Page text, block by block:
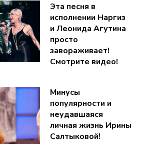
Эта песня в
исполнении Наргиз
и Леонида Агутина
просто
завораживает!
Смотрите видео!
Минусы
популярности и
неудавшаяся
личная жизнь Ирины
Салтыковой!